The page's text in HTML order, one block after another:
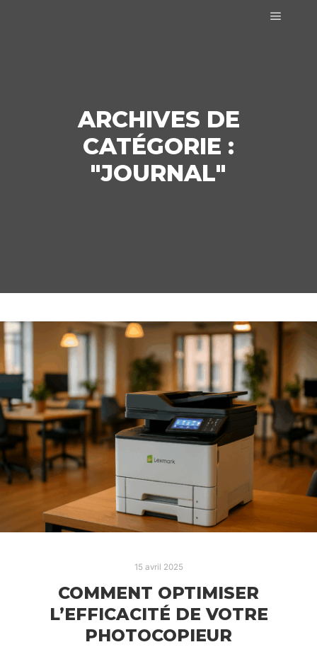
ARCHIVES DE
CATÉGORIE :
"JOURNAL"
15 avril 2025
COMMENT OPTIMISER
L’EFFICACITÉ DE VOTRE
PHOTOCOPIEUR